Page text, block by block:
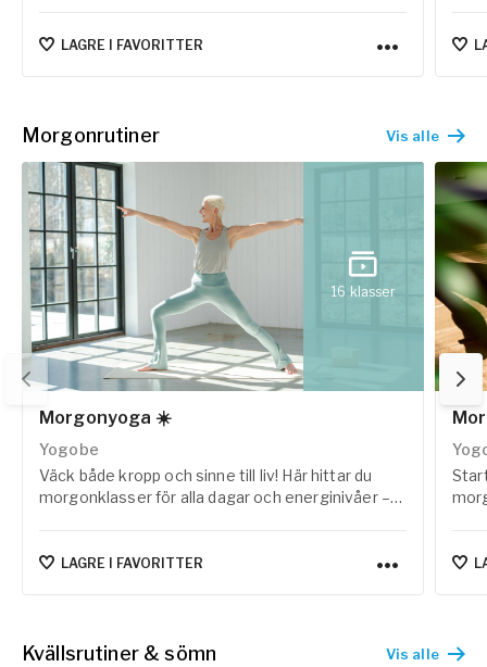
förbereda dig inför en god natts sömn.
LAGRE I FAVORITTER
Morgonrutiner Vis alle
16 klasser
Morgonyoga ☀️
Yogobe
Väck både kropp och sinne till liv! Här hittar du
morgonklasser för alla dagar och energinivåer –
minuter eller en lång morgonstund framför dig
LAGRE I FAVORITTER
Kvällsrutiner & sömn Vis alle